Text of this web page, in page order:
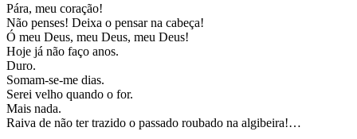
Pára, meu coração!
Não penses! Deixa o pensar na cabeça!
Ó meu Deus, meu Deus, meu Deus!
Hoje já não faço anos.
Duro.
Somam-se-me dias.
Serei velho quando o for.
Mais nada.
Raiva de não ter trazido o passado roubado na algibeira!…